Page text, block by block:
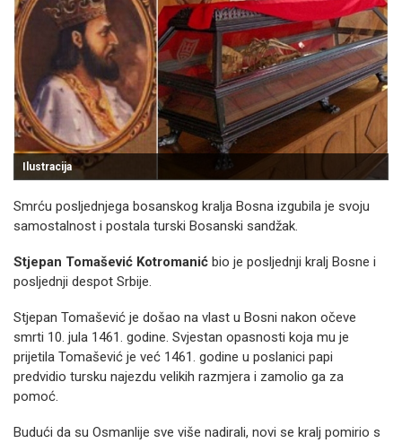
Ilustracija
Smrću posljednjega bosanskog kralja Bosna izgubila je svoju
samostalnost i postala turski Bosanski sandžak.
Stjepan Tomašević Kotromanić bio je posljednji kralj Bosne i
posljednji despot Srbije.
Stjepan Tomašević je došao na vlast u Bosni nakon očeve
smrti 10. jula 1461. godine. Svjestan opasnosti koja mu je
prijetila Tomašević je već 1461. godine u poslanici papi
predvidio tursku najezdu velikih razmjera i zamolio ga za
pomoć.
Budući da su Osmanlije sve više nadirali, novi se kralj pomirio s